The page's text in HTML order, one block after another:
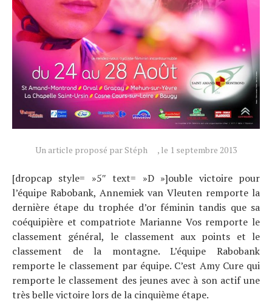
Un article proposé par Stéph , le 1 septembre 2013
[dropcap style= »5″ text= »D »]ouble victoire pour
l’équipe Rabobank, Annemiek van Vleuten remporte la
dernière étape du trophée d’or féminin tandis que sa
coéquipière et compatriote Marianne Vos remporte le
classement général, le classement aux points et le
classement de la montagne. L’équipe Rabobank
remporte le classement par équipe. C’est Amy Cure qui
remporte le classement des jeunes avec à son actif une
très belle victoire lors de la cinquième étape.
Actualités
Technologies
Tests de produits
Conseils
Tendances
Tous nos articles